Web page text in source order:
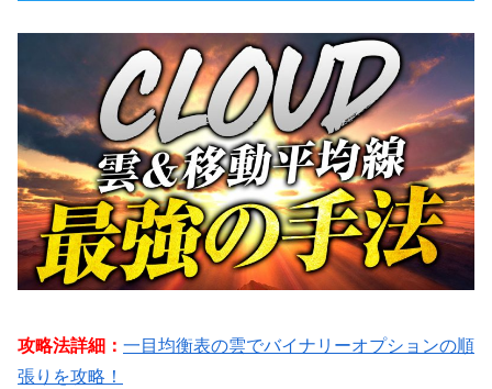
攻略法詳細： 一目均衡表の雲でバイナリーオプションの順
張りを攻略！